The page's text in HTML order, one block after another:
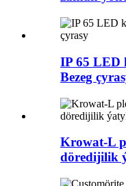
IP 65 LED
Bezeg
Krowat-L
döredijilik